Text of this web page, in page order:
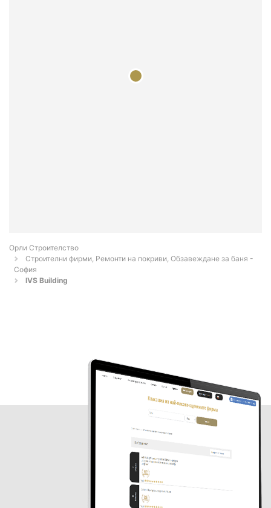
Орли Строителство
Строителни фирми, Ремонти на покриви, Обзавеждане за баня -
София
IVS Building